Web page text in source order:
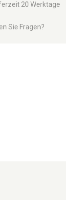
20 Werktage
Sie Fragen?